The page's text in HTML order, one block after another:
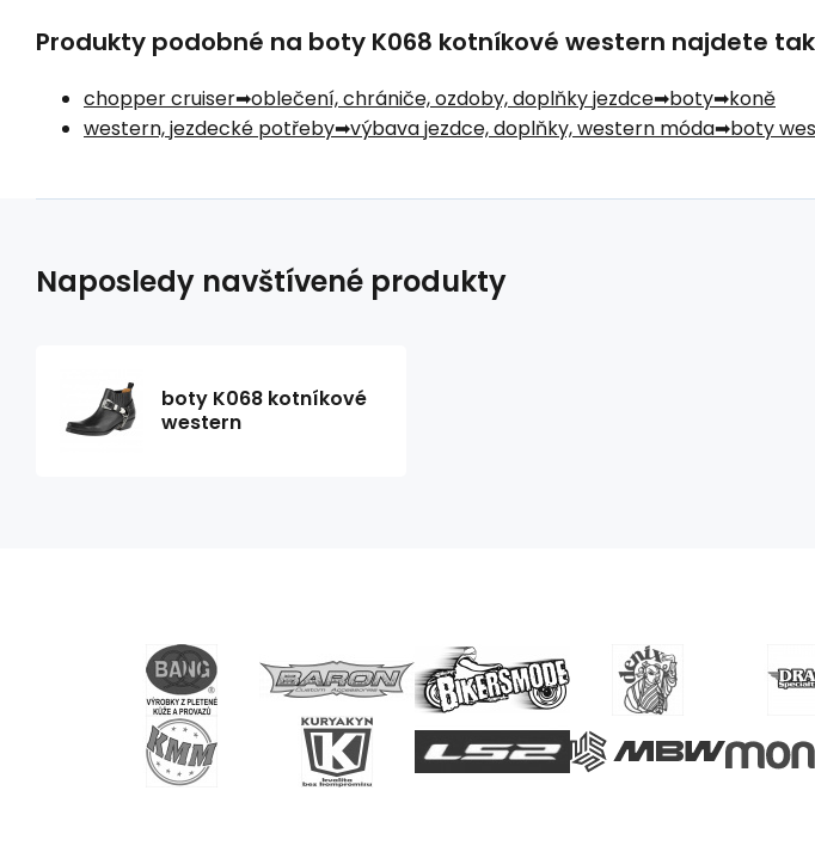
Produkty podobné na boty K068 kotníkové western najdete
chopper cruiser oblečení, chrániče, ozdoby, doplňky jezdce boty
koně
western, jezdecké potřeby výbava jezdce, doplňky, western móda boty
Naposledy navštívené produkty
boty K068 kotníkové
western